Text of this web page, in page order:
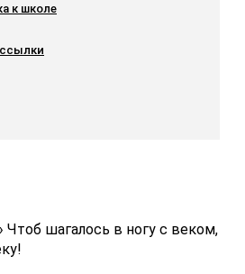
к школе
Чтоб шагалось в ногу с веком,